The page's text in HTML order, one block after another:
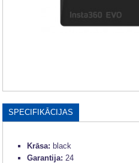
SPECIFIKĀCIJAS
Krāsa: black
Garantija: 24